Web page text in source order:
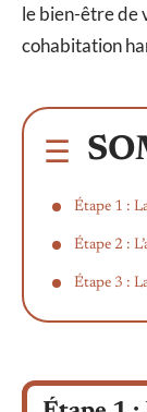
le bien-être de
cohabitation
Étape 1 :
Étape 2 :
Étape 3 :